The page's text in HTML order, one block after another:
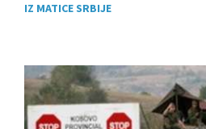
IZ MATICE SRBIJE